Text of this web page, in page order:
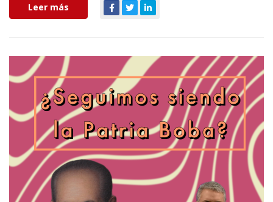
Leer más